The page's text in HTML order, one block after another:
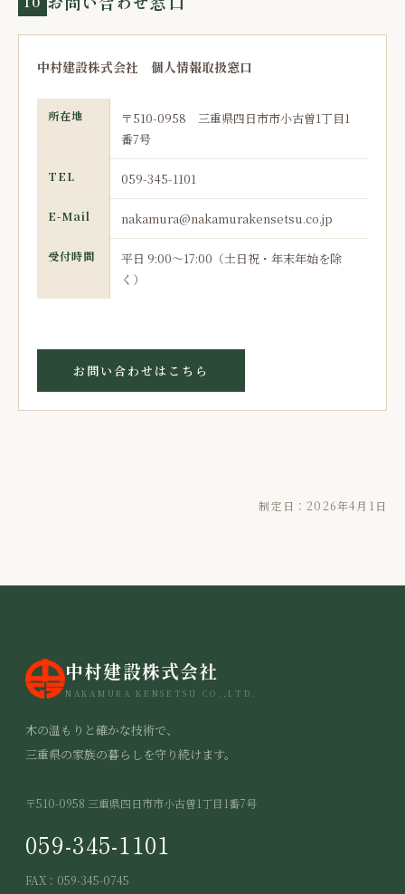
中村建設株式会社 個人情報取扱窓口
所在地
〒510-0958 三重県四日市市小古曽1丁目1
番7号
TEL 059-345-1101
E-Mail nakamura@nakamurakensetsu.co.jp
受付時間
平日 9:00〜17:00（土日祝・年末年始を除
く）
お問い合わせはこちら
制定日：2026年4月1日
中村建設株式会社
NAKAMURA KENSETSU CO.,LTD.
木の温もりと確かな技術で、
三重県の家族の暮らしを守り続けます。
〒510-0958 三重県四日市市小古曽1丁目1番7号
059-345-1101
FAX：059-345-0745